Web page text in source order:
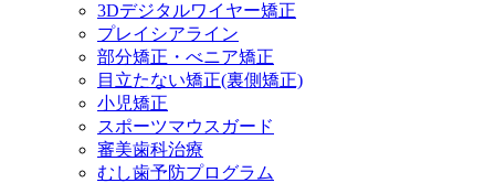
3Dデジタルワイヤー矯正
プレイシアライン
部分矯正・べニア矯正
目立たない矯正(裏側矯正)
小児矯正
スポーツマウスガード
審美歯科治療
むし歯予防プログラム